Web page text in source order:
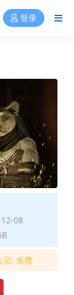
登录
08
员: 免费